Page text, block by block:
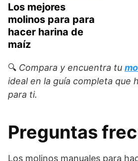
Los mejores
molinos para para
hacer harina de
maíz
🔍 Compara y encuentra tu
ideal en la guía completa que
para ti.
Preguntas
Los molinos manuales para